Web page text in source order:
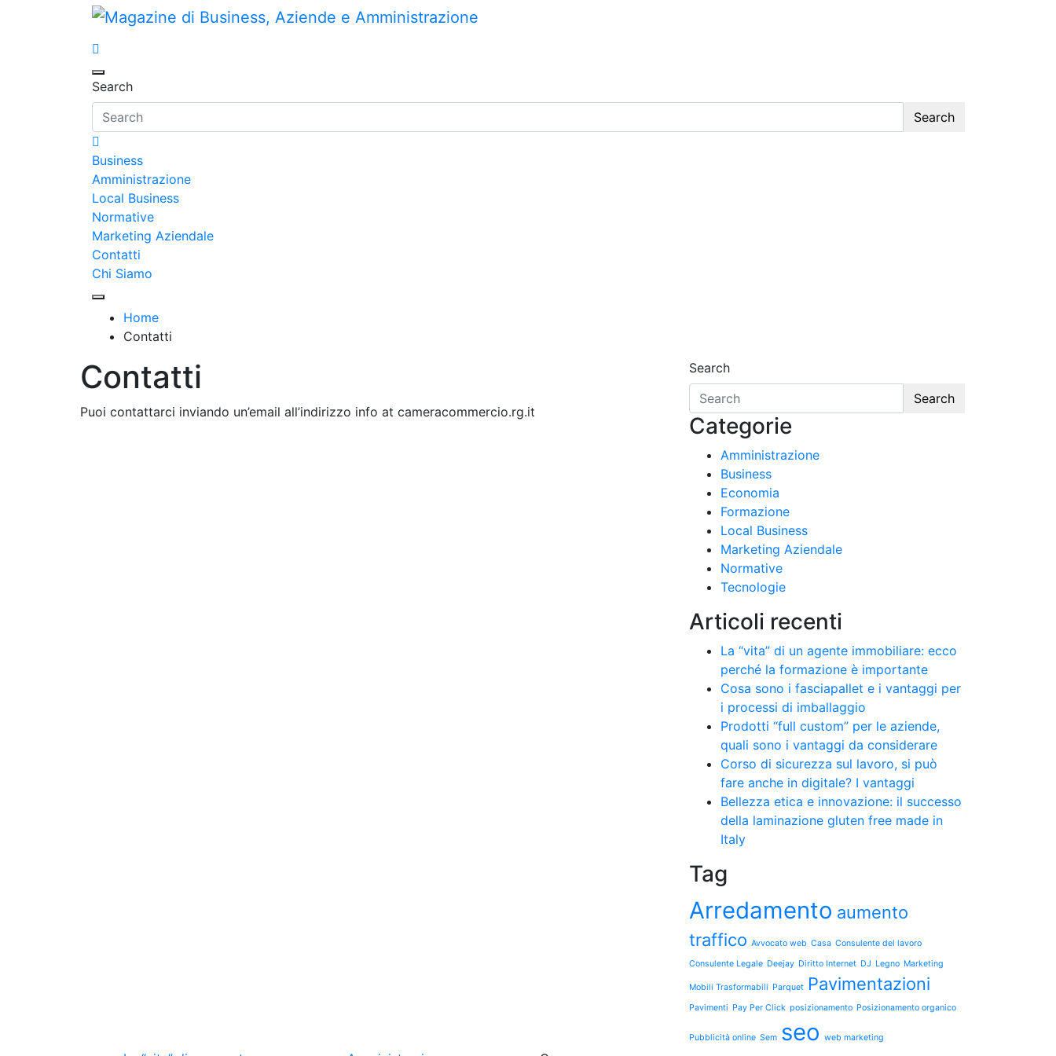
Magazine di Business, Aziende e Amministrazione
Search
Search
Business
Amministrazione
Local Business
Normative
Marketing Aziendale
Contatti
Chi Siamo
Home
Contatti
Contatti
Puoi contattarci inviando un’email all’indirizzo info at cameracommercio.rg.it
Search
Search
Categorie
Amministrazione
Business
Economia
Formazione
Local Business
Marketing Aziendale
Normative
Tecnologie
Articoli recenti
La “vita” di un agente immobiliare: ecco
perché la formazione è importante
Cosa sono i fasciapallet e i vantaggi per
i processi di imballaggio
Prodotti “full custom” per le aziende,
quali sono i vantaggi da considerare
Corso di sicurezza sul lavoro, si può
fare anche in digitale? I vantaggi
Bellezza etica e innovazione: il successo
della laminazione gluten free made in
Italy
Tag
Arredamento aumento
traffico Avvocato web Casa Consulente del lavoro
Consulente Legale Deejay Diritto Internet DJ Legno Marketing
Mobili Trasformabili Parquet Pavimentazioni
Pavimenti Pay Per Click posizionamento Posizionamento organico
Pubblicità online Sem seo web marketing